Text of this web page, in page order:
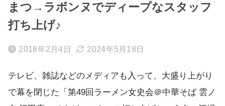
まつ→ラボンヌでディープなスタッフ
打ち上げ♪
2018年2月4日 2024年5月18日
テレビ、雑誌などのメディアも入って、大盛り上がり
で幕を閉じた「第49回ラーメン女史会＠中華そば 雲ノ